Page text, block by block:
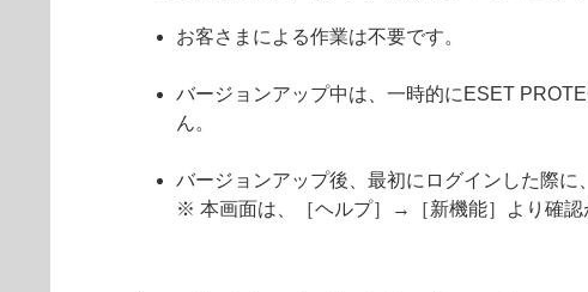
お客さまによる作業は不要です。
バージョンアップ中は、一時的にESET
ん。
バージョンアップ後、最初にログインした際に
※ 本画面は、［ヘルプ］→［新機能］より確認